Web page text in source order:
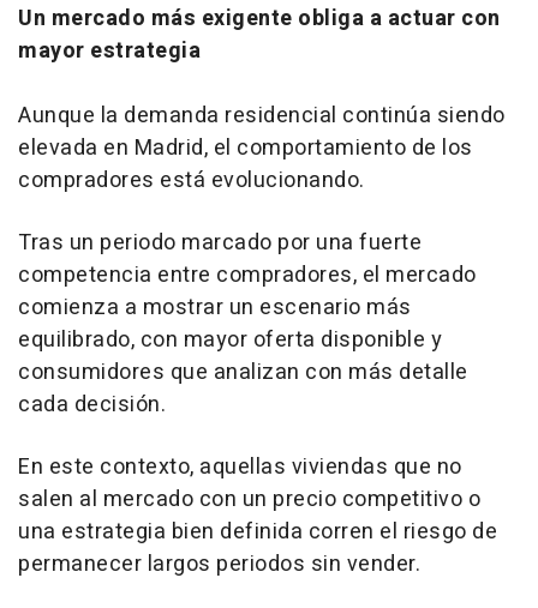
Un mercado más exigente obliga a actuar con
mayor estrategia
Aunque la demanda residencial continúa siendo
elevada en Madrid, el comportamiento de los
compradores está evolucionando.
Tras un periodo marcado por una fuerte
competencia entre compradores, el mercado
comienza a mostrar un escenario más
equilibrado, con mayor oferta disponible y
consumidores que analizan con más detalle
cada decisión.
En este contexto, aquellas viviendas que no
salen al mercado con un precio competitivo o
una estrategia bien definida corren el riesgo de
permanecer largos periodos sin vender.